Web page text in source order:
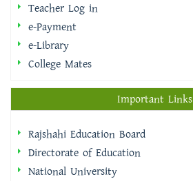
Teacher Log in
e-Payment
e-Library
College Mates
Important Links
Rajshahi Education Board
Directorate of Education
National University